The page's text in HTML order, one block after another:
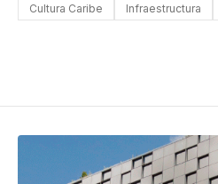
Cultura Caribe
Infraestructura